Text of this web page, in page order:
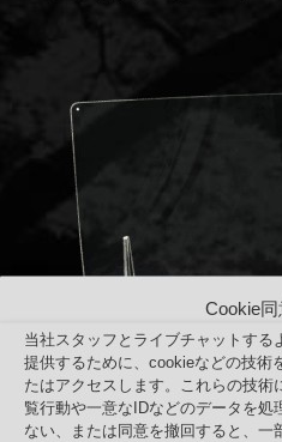
Cookie
当社スタッフとライブチャットする
提供するために、cookieなどの技術
たはアクセスします。これらの技術
覧行動や一意なIDなどのデータを処
ない、または同意を撤回すると、
端材工房 卓上仕切り 横・縦